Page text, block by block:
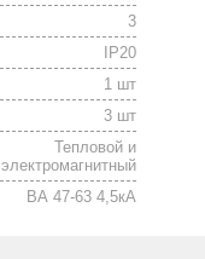
3
IP20
1 шт
3 шт
Тепловой и
электромагнитный
ВА 47-63 4,5кА